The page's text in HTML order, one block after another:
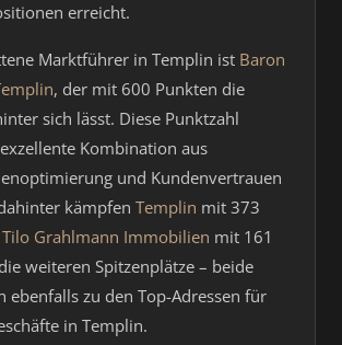
erreicht.
Marktführer in Templin ist Baron
, der mit 600 Punkten die
sich lässt. Diese Punktzahl
Kombination aus
und Kundenvertrauen
kämpfen Templin mit 373
Tilo Grahlmann Immobilien mit 161
weiteren Spitzenplätze – beide
ebenfalls zu den Top-Adressen für
in Templin.